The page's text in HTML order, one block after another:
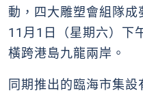
動，四大雕塑會組隊成
11月1日（星期六）下
橫跨港島九龍兩岸。
同期推出的臨海市集